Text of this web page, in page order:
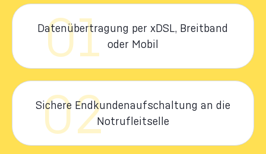
01
Datenübertragung per xDSL, Breitband
oder Mobil
02
Sichere Endkundenaufschaltung an die
Notrufleitselle